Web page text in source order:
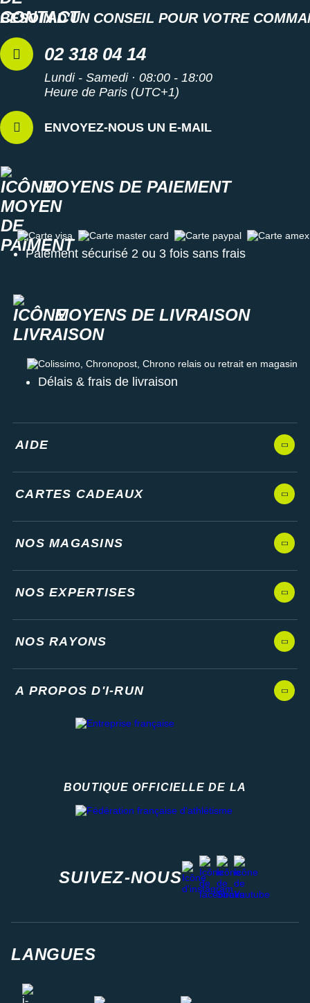
BESOIN D'UN CONSEIL POUR VOTRE
02 318 04 14
Lundi - Samedi · 08:00 - 18:00
Heure de Paris (UTC+1)
ENVOYEZ-NOUS UN E-MAIL
MOYENS DE PAIEMENT
Carte visa Carte master card Carte paypal Carte amex
Paiement sécurisé 2 ou 3 fois sans frais
MOYENS DE LIVRAISON
Colissimo, Chronopost, Chrono relais ou retrait en magasin
Délais & frais de livraison
AIDE
CARTES CADEAUX
NOS MAGASINS
NOS EXPERTISES
NOS RAYONS
A PROPOS D'I-RUN
BOUTIQUE OFFICIELLE DE LA
SUIVEZ-NOUS
instagram
facebook
stravayoutube
LANGUES